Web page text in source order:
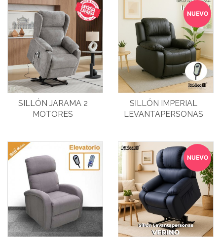
SILLÓN JARAMA 2
MOTORES
NUEVO
SILLÓN IMPERIAL
LEVANTAPERSONAS
NUEVO